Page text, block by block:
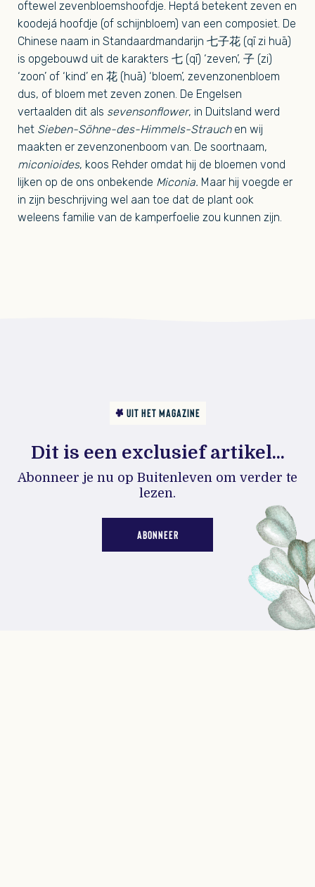
oftewel zevenbloemshoofdje. Heptá betekent zeven en
koodejá hoofdje (of schijnbloem) van een composiet. De
Chinese naam in Standaardmandarijn 七子花 (qī zi huā)
is opgebouwd uit de karakters 七 (qī) ‘zeven’, 子 (zi)
‘zoon’ of ‘kind’ en 花 (huā) ‘bloem’, zevenzonenbloem
dus, of bloem met zeven zonen. De Engelsen
vertaalden dit als sevensonflower, in Duitsland werd
het Sieben-Söhne-des-Himmels-Strauch en wij
maakten er zevenzonenboom van. De soortnaam,
miconioides, koos Rehder omdat hij de bloemen vond
lijken op de ons onbekende Miconia. Maar hij voegde er
in zijn beschrijving wel aan toe dat de plant ook
weleens familie van de kamperfoelie zou kunnen zijn.
Dit is een exclusief artikel...
Abonneer je nu op Buitenleven om verder te
lezen.
ABONNEER
UIT HET MAGAZINE